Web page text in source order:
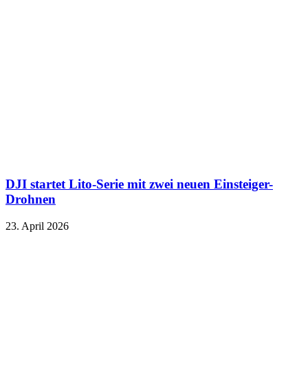
DJI startet Lito-Serie mit zwei neuen Einsteiger-
Drohnen
23. April 2026